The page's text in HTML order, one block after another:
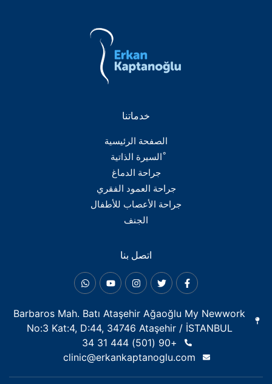
خدماتنا
الصفحة الرئيسية
ْالسيرة الذاتية
جراحة الدماغ
جراحة العمود الفقري
جراحة الأعصاب للأطفال
الجنف
اتصل بنا
Barbaros Mah. Batı Ataşehir Ağaoğlu My Newwork
No:3 Kat:4, D:44, 34746 Ataşehir / İSTANBUL
+90 (501) 444 31 34
clinic@erkankaptanoglu.com